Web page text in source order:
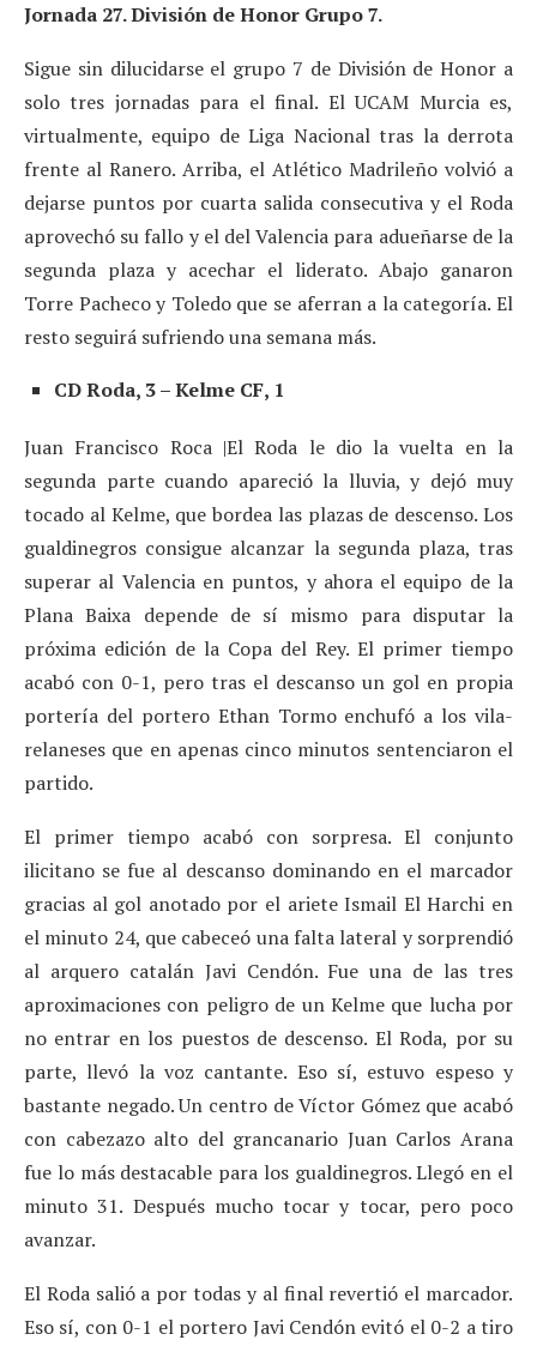
Jornada 27. División de Honor Grupo 7.
Sigue sin dilucidarse el grupo 7 de División de Honor a
solo tres jornadas para el final. El UCAM Murcia es,
virtualmente, equipo de Liga Nacional tras la derrota
frente al Ranero. Arriba, el Atlético Madrileño volvió a
dejarse puntos por cuarta salida consecutiva y el Roda
aprovechó su fallo y el del Valencia para adueñarse de la
segunda plaza y acechar el liderato. Abajo ganaron
Torre Pacheco y Toledo que se aferran a la categoría. El
resto seguirá sufriendo una semana más.
CD Roda, 3 – Kelme CF, 1
Juan Francisco Roca |El Roda le dio la vuelta en la
segunda parte cuando apareció la lluvia, y dejó muy
tocado al Kelme, que bordea las plazas de descenso. Los
gualdinegros consigue alcanzar la segunda plaza, tras
superar al Valencia en puntos, y ahora el equipo de la
Plana Baixa depende de sí mismo para disputar la
próxima edición de la Copa del Rey. El primer tiempo
acabó con 0-1, pero tras el descanso un gol en propia
portería del portero Ethan Tormo enchufó a los vila-
relaneses que en apenas cinco minutos sentenciaron el
partido.
El primer tiempo acabó con sorpresa. El conjunto
ilicitano se fue al descanso dominando en el marcador
gracias al gol anotado por el ariete Ismail El Harchi en
el minuto 24, que cabeceó una falta lateral y sorprendió
al arquero catalán Javi Cendón. Fue una de las tres
aproximaciones con peligro de un Kelme que lucha por
no entrar en los puestos de descenso. El Roda, por su
parte, llevó la voz cantante. Eso sí, estuvo espeso y
bastante negado. Un centro de Víctor Gómez que acabó
con cabezazo alto del grancanario Juan Carlos Arana
fue lo más destacable para los gualdinegros. Llegó en el
minuto 31. Después mucho tocar y tocar, pero poco
avanzar.
El Roda salió a por todas y al final revertió el marcador.
Eso sí, con 0-1 el portero Javi Cendón evitó el 0-2 a tiro